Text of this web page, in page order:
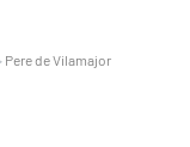
Pere de Vilamajor